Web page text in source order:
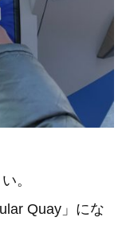
。
Quay」にな